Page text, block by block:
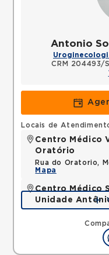
Antonio
CRM 204493/
Locais de
Centro Médico
Oratório
Rua do Oratorio,
Mapa
Centro Médico
Unidade
Rua Antonio
Mapa